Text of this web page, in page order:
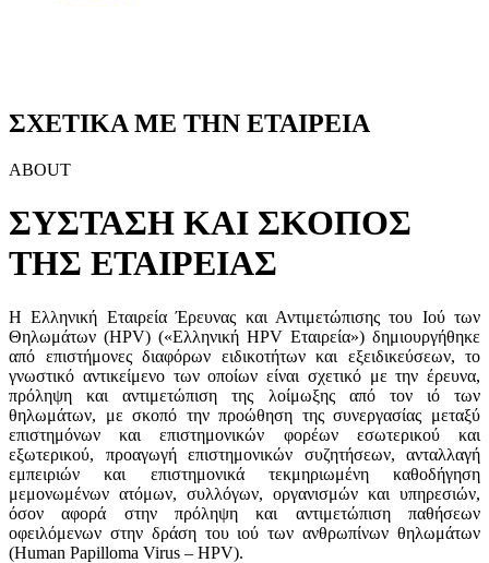
ΣΧΕΤΙΚΑ ΜΕ ΤΗΝ ΕΤΑΙΡΕΙΑ
ABOUT
ΣΥΣΤΑΣΗ ΚΑΙ ΣΚΟΠΟΣ
ΤΗΣ ΕΤΑΙΡΕΙΑΣ
Η Ελληνική Εταιρεία Έρευνας και Αντιμετώπισης του Ιού των
Θηλωμάτων (HPV) («Ελληνική HPV Εταιρεία») δημιουργήθηκε
από επιστήμονες διαφόρων ειδικοτήτων και εξειδικεύσεων, το
γνωστικό αντικείμενο των οποίων είναι σχετικό με την έρευνα,
πρόληψη και αντιμετώπιση της λοίμωξης από τον ιό των
θηλωμάτων, με σκοπό την προώθηση της συνεργασίας μεταξύ
επιστημόνων και επιστημονικών φορέων εσωτερικού και
εξωτερικού, προαγωγή επιστημονικών συζητήσεων, ανταλλαγή
εμπειριών και επιστημονικά τεκμηριωμένη καθοδήγηση
μεμονωμένων ατόμων, συλλόγων, οργανισμών και υπηρεσιών,
όσον αφορά στην πρόληψη και αντιμετώπιση παθήσεων
οφειλόμενων στην δράση του ιού των ανθρωπίνων θηλωμάτων
(Human Papilloma Virus – HPV).